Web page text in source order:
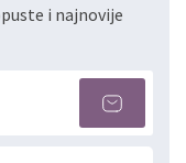
i najnovije